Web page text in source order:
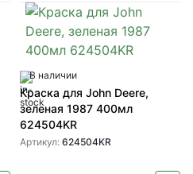
В наличии
Краска для John Deere,
зеленая 1987 400мл
624504KR
Артикул: 624504KR